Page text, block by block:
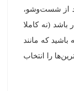
از شست‌وشو،
(نه کاملا
که مانند
را انتخاب